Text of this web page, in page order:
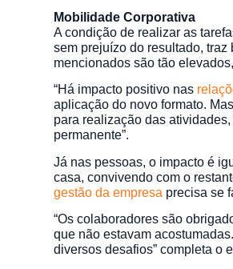
Mobilidade Corporativa
A condição de realizar as
sem prejuízo do resultado,
mencionados são tão
“Há impacto positivo nas
aplicação do novo formato.
para realização das
permanente”.
Já nas pessoas, o impacto é
casa, convivendo com o
gestão da empresa precisa se
“Os colaboradores são
que não estavam
diversos desafios” completa o